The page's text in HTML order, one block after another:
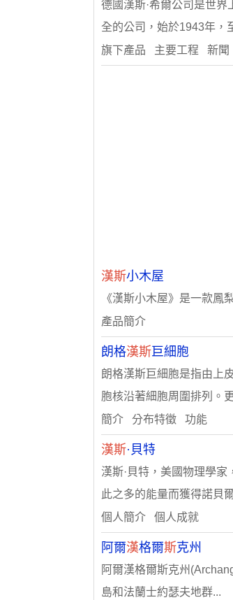
德國漢斯·希爾公司是世
全的公司，始於1943年，
旗下產品 主要工程 新聞
漢斯小木屋
《漢斯小木屋》是一款鳳
產品簡介
朗格漢斯巨細胞
朗格漢斯巨細胞是指由上
胞核沿著細胞周圍排列。
簡介 分布特徵 功能
漢斯·貝特
漢斯·貝特，美國物理學
此之多的能量而獲得諾貝
個人簡介 個人成就
阿爾漢格爾斯克州
阿爾漢格爾斯克州
島和法蘭士約瑟夫地群...